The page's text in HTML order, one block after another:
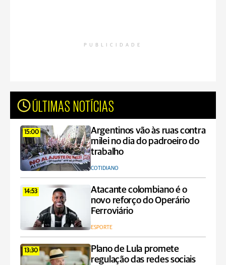
PUBLICIDADE
ÚLTIMAS NOTÍCIAS
15:00
Argentinos vão às ruas contra
milei no dia do padroeiro do
trabalho
COTIDIANO
14:53
Atacante colombiano é o
novo reforço do Operário
Ferroviário
ESPORTE
13:30
Plano de Lula promete
regulação das redes sociais